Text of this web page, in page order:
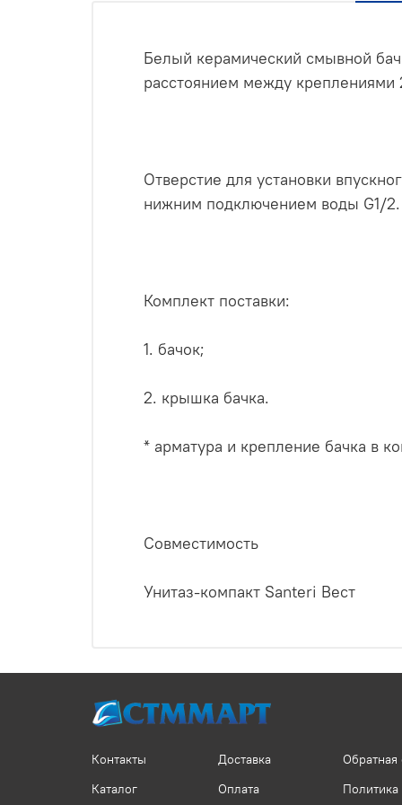
Белый керамический смывной
расстоянием между
Отверстие для установки
нижним подключением воды G1/2.
Комплект поставки:
1. бачок;
2. крышка бачка.
* арматура и крепление бачка в
Совместимость
Унитаз-компакт Santeri Вест
Контакты
Каталог
Доставка
Оплата
Обратная